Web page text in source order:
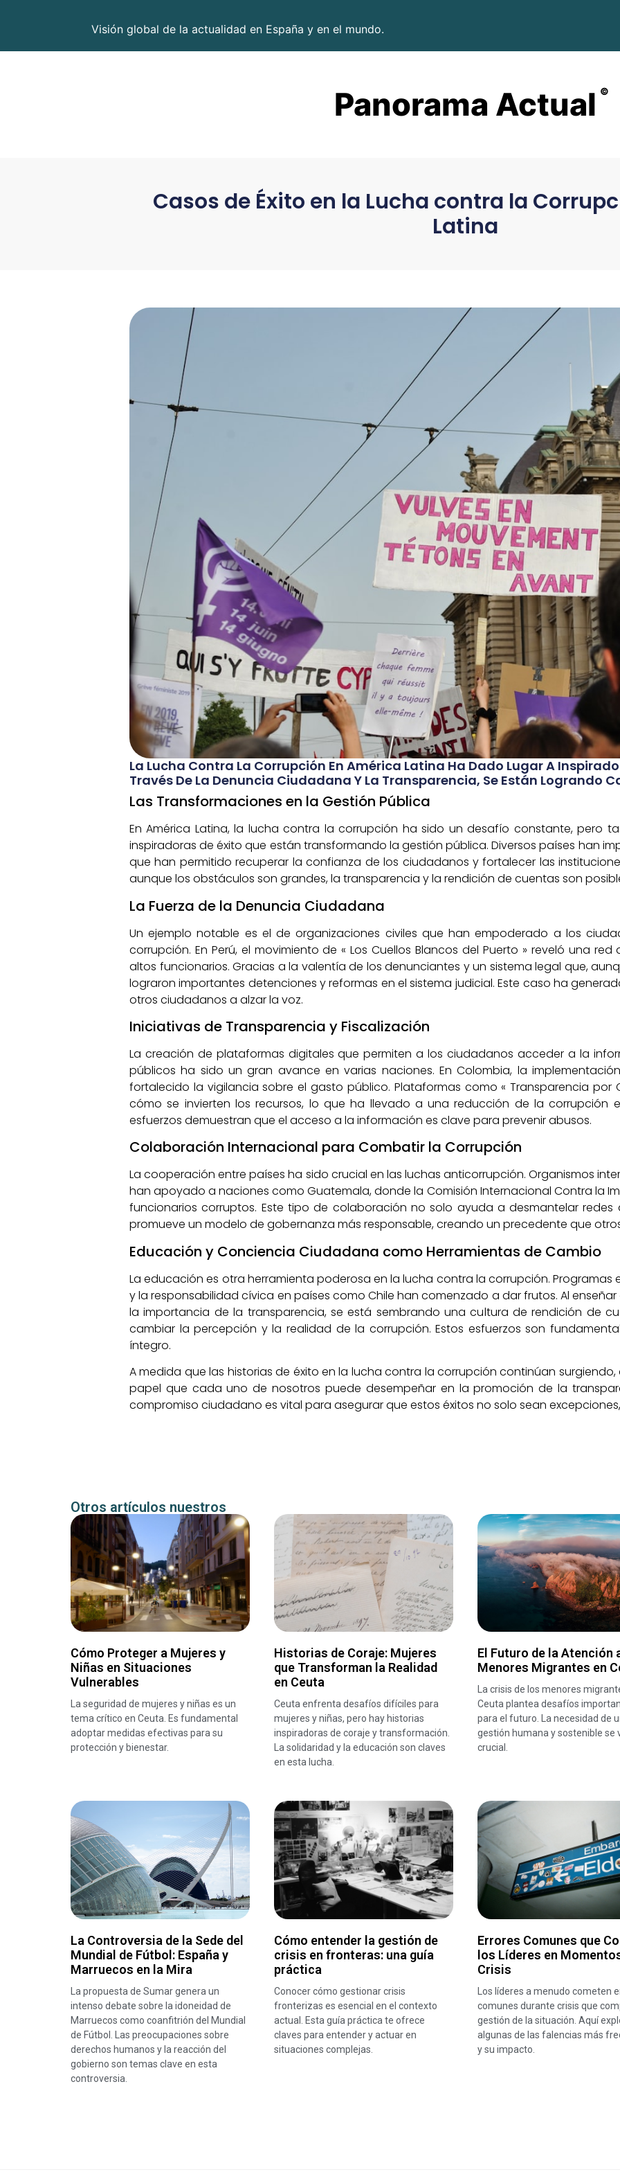
Visión global de la actualidad en España y en el mundo.
Panorama Actual ©
Casos de Éxito en la Lucha contra la
Latina
La Lucha Contra La Corrupción En América Latina Ha Dado Lugar A
Través De La Denuncia Ciudadana Y La Transparencia, Se Están Logrando
Las Transformaciones en la Gestión Pública
En América Latina, la lucha contra la corrupción ha sido un desafío constante, pero
inspiradoras de éxito que están transformando la gestión pública. Diversos países han
que han permitido recuperar la confianza de los ciudadanos y fortalecer las
aunque los obstáculos son grandes, la transparencia y la rendición de cuentas son
La Fuerza de la Denuncia Ciudadana
Un ejemplo notable es el de organizaciones civiles que han empoderado a los
corrupción. En Perú, el movimiento de « Los Cuellos Blancos del Puerto » reveló una
altos funcionarios. Gracias a la valentía de los denunciantes y un sistema legal que,
lograron importantes detenciones y reformas en el sistema judicial. Este caso ha
otros ciudadanos a alzar la voz.
Iniciativas de Transparencia y Fiscalización
La creación de plataformas digitales que permiten a los ciudadanos acceder a la
públicos ha sido un gran avance en varias naciones. En Colombia, la
fortalecido la vigilancia sobre el gasto público. Plataformas como « Transparencia por
cómo se invierten los recursos, lo que ha llevado a una reducción de la corrupción
esfuerzos demuestran que el acceso a la información es clave para prevenir abusos.
Colaboración Internacional para Combatir la Corrupción
La cooperación entre países ha sido crucial en las luchas anticorrupción. Organismos
han apoyado a naciones como Guatemala, donde la Comisión Internacional Contra la
funcionarios corruptos. Este tipo de colaboración no solo ayuda a desmantelar
promueve un modelo de gobernanza más responsable, creando un precedente que
Educación y Conciencia Ciudadana como Herramientas de Cambio
La educación es otra herramienta poderosa en la lucha contra la corrupción.
y la responsabilidad cívica en países como Chile han comenzado a dar frutos. Al
la importancia de la transparencia, se está sembrando una cultura de rendición de
cambiar la percepción y la realidad de la corrupción. Estos esfuerzos son
íntegro.
A medida que las historias de éxito en la lucha contra la corrupción continúan
papel que cada uno de nosotros puede desempeñar en la promoción de la
compromiso ciudadano es vital para asegurar que estos éxitos no solo sean
Otros artículos nuestros
Cómo Proteger a Mujeres y
Niñas en Situaciones
Vulnerables
La seguridad de mujeres y niñas es un
tema crítico en Ceuta. Es fundamental
adoptar medidas efectivas para su
protección y bienestar.
Historias de Coraje: Mujeres
que Transforman la Realidad
en Ceuta
Ceuta enfrenta desafíos difíciles para
mujeres y niñas, pero hay historias
inspiradoras de coraje y transformación.
La solidaridad y la educación son claves
en esta lucha.
El Futuro de la Atención
Menores Migrantes en
La crisis de los menores
Ceuta plantea desafíos
para el futuro. La necesidad de
gestión humana y sostenible se
crucial.
La Controversia de la Sede del
Mundial de Fútbol: España y
Marruecos en la Mira
La propuesta de Sumar genera un
intenso debate sobre la idoneidad de
Marruecos como coanfitrión del Mundial
de Fútbol. Las preocupaciones sobre
derechos humanos y la reacción del
gobierno son temas clave en esta
controversia.
Cómo entender la gestión de
crisis en fronteras: una guía
práctica
Conocer cómo gestionar crisis
fronterizas es esencial en el contexto
actual. Esta guía práctica te ofrece
claves para entender y actuar en
situaciones complejas.
Errores Comunes que
los Líderes en
Crisis
Los líderes a menudo cometen
comunes durante crisis que
gestión de la situación. Aquí
algunas de las falencias más
y su impacto.